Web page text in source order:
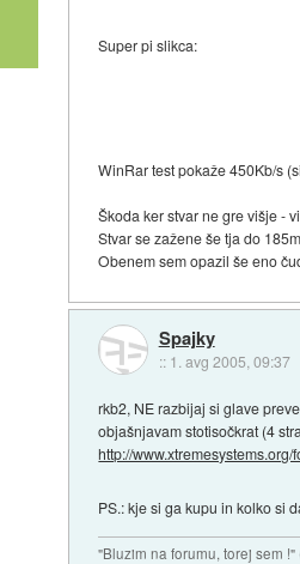
Super pi slikca:
WinRar test pokaže 450Kb/s
Škoda ker stvar ne gre višje -
Stvar se zažene še tja do
Obenem sem opazil še eno
Spajky
:: 1. avg 2005, 09:37
rkb2, NE razbijaj si glave
objašnjavam stotisočkrat (4
http://www.xtremesystems.org/
PS.: kje si ga kupu in kolko si
"Bluzim na forumu, torej sem !"